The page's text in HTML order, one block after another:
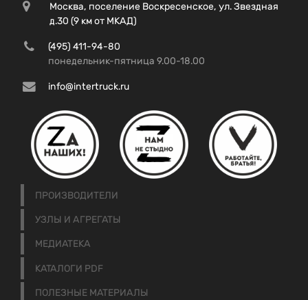
Москва, поселение Воскресенское, ул. Звездная
д.30 (9 км от МКАД)
(495) 411-94-80
понедельник-пятница 9.00-18.00
info@intertruck.ru
ПРОИЗВОДИТЕЛИ
УЗЛЫ И АГРЕГАТЫ
МЕДИАТЕКА
КАТАЛОГИ PDF
ПОЛЕЗНЫЕ МАТЕРИАЛЫ